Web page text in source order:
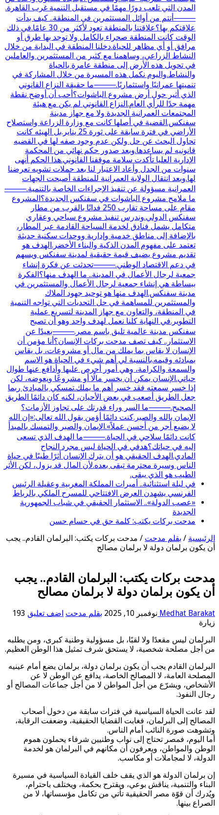
المدن التي تلعب دورًا مهمًا في مستقبل التنمية غرب القاهرة.
⸻أنتم من أوائل المستثمرين في المنطقة.. كيف بدأت
علاقتكم بها؟علاقتنا بالمنطقة تعود لأكثر من 30 عامًا.في ذلك
الوقت كانت المنطقة صحراء بالكامل ولا توجد بها طرق أو
مرافق أو أي مظاهر للحياة.دخلنا المنطقة في البداية من خلال
النشاط الزراعي، وساهمنا مع كثير من المستثمرين والعاملين
في تحويل هذه الأرض إلى منطقة عامرة بالحياة
والنشاط.واليوم نكمل هذه المسيرة من خلال المشاركة في
تنميتها عمرانيًا واستثماريًا.⸻ما حقيقة النزاع القانوني
الذي أثير حول أرض مشروع الباشوات؟أحب أن أوضح نقطة
مهمة جدًا للرأي العام.النزاع القانوني لم يكن مع هيئة
المجتمعات العمرانية الجديدة ولا مع جهاز مدينة
سفنكس.القضية في أصلها كانت مع وزارة الزراعة واستصلاح
الأراضي في فترة سابقة على ثورة 25 يناير.بل الهيئه كانت
تحاول البحث عن حل ولكن عدم وجود صفه لها في القضيه
قانونيه لم يساعدها.وبعد صدور حكم نهائي من المحكمة
الإدارية العليا تأكدت سلامة موقفنا القانوني.هذا الحكم أنهى
سنوات من الجدل وأعاد الاعتبار لنا بعد حملات تشويه تعرضنا
لها.وبعد انتقال الولاية العمرانية للمنطقة أصبحت الجهات
العمرانية مسؤولة عن تنفيذ الإجراءات الخاصة بالتنمية.⸻
ما ملامح مشروع الباشوات في سفنكس الجديدة؟المشروع
مقام على مساحة تقارب 250 فدانًا بالقرب من مطار
سفنكس الدولي.وندرس تنفيذ مشروع سياحي وعقاري
متكامل يشمل فنادق لخدمة السياحة القادمة عبر المطار،
بالإضافة إلى مناطق خدمية وإدارية ووحدات سكنية حديثة
تعتمد على مفهوم المدن الذكية والبناء الأخضر.الهدف هو
تقديم مشروع يضيف قيمة حقيقية لمدينة سفنكس ويسهم
في دعم الاقتصاد الوطني.⸻تحدثت عن فكرة إنشاء
جمعية لرجال الأعمال في المدينة.. ما الهدف منها؟الفكرة
ببساطة هي إنشاء جمعية لرجال الأعمال والمستثمرين في
مدينة سفنكس.الهدف منها هو توحيد جهود الملاك
والمستثمرين للمساهمة في حل التحديات التي تواجه التنمية
في المنطقة، والتعاون مع جهاز المدينة لتسريع عملية
التطوير.في النهاية كلنا نعمل لهدف واحد وهو أن تصبح
سفنكس مدينة عالمية تليق باسم مصر.⸻بعيدًا عن
الاستثمار.. كيف تصف مدحت بركات الإنسان؟أنا مؤمن أن
الإنسان لا يقاس بما يملك من مال أو مشروعات، بل يقاس
بمبادئه وقيمه.بالنسبة لي أهم شيء في الحياة هو الاسم
والسمعة والكرامة، وهي أمور أحرص عليها وأدافع عنها طوال
حياتي.الإنسان يمكن أن يخسر مالًا أو مشروعًا ويعوضه، لكن
إذا خسر سمعته فقد خسر أهم ما يملك.تمسكي بالمبادئ ربما
جعل الطريق أصعب في بعض الأحيان، لكنه كان دائمًا الطريق
الصحيح.⸻ما السر وراء قدرتك على تجاوز الأزمات؟
الإيمان بالله والصبر.كنت دائمًا أؤمن بقول الله تعالى:«إن الله
لا يضيع أجر من أحسن عملاً».الإيمان والصبر والتمسك بالمبدأ
كانت دائمًا سلاحي في الحياة.⸻ما الهدف الذي تسعى
إليه في حياتك؟هدفي في الحياة ليس مجرد النجاح
المادي.الهدف الحقيقي هو أن يترك الإنسان أثرًا طيبًا في حياة
الناس وسيرة محترمة تبقى بعده.لأن المال قد يزول، لكن الأثر
الطيب هو الذي يبقى.
في ليلة استثنائية.. أميرات المملكة المغربية وعقيلة الرئيس
الفرنسي يشهدن العرض الافتتاحي للمسرح الملكي بالرباط
«عصب الدولة».. الاستثمار الحقيقي في شباب الجمهورية
الجديدة
مدحت بركات يكتب: كلمة حق في حسام حسن
الرئيسية / بقلم مدحت / مدحت بركات يكتب: البرلمان القادم.. يجب
أن يكون برلمان دولة لا برلمان مصالح
مدحت بركات يكتب: البرلمان القادم.. يجب
أن يكون برلمان دولة لا برلمان مصالح
Medhat Barakat نوفمبر 10, 2025 بقلم مدحت اضف تعليق 193
زيارة
البرلمان ليس مقعدًا ولا لقبًا، بل مسؤولية وطنية كبرى، ومن يطلبه
من أجل مصلحة شخصية، لا يستحق شرف تمثيل هذا الوطن العظيم.
البرلمان القادم يجب أن يكون برلمان دولة، برلمان يضع أمام عينيه
المصلحة العامة، لا المصالح الخاصة، يدافع عن الوطن لا عن
الأشخاص، ويشرّع من أجل المواطن لا من أجل جماعات المصالح أو
رجال النفوذ.
لقد عانت الحياة السياسية في فترات سابقة من دخول أصحاب
المصالح إلى البرلمان، فغابت القضايا الحقيقية، وضعفت الرقابة،
وتشوهت صورة النائب أمام الناس.
أما اليوم، فمصر تحتاج إلى نواب وطنيين شرفاء يحملون هموم
الوطن والمواطن، ويعرفون أن مكانهم في البرلمان هو لخدمة
الدولة، لا لمجاملات أو مكاسب.
إن برلمان الدولة هو الذي يقف خلف القيادة السياسية في مسيرة
البناء والتنمية، يناقش بوعي، ويقترح بحكمة، ويختلف باحترام،
ويُدرك أن قوّة مصر الحقيقية تأتي من تكامل مؤسساتها، لا من
الصراع بينها.